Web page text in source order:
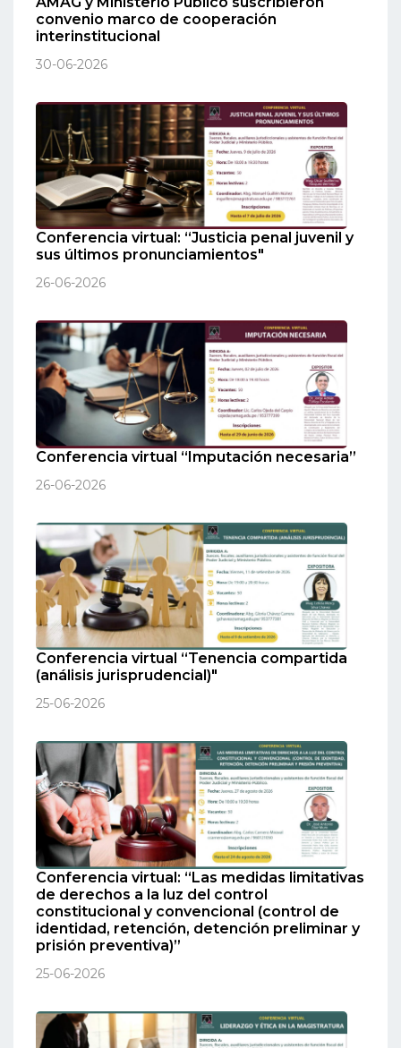
convenio marco de cooperación
interinstitucional
30-06-2026
Conferencia virtual: “Justicia penal juvenil y
sus últimos pronunciamientos"
26-06-2026
Conferencia virtual “Imputación necesaria”
26-06-2026
Conferencia virtual “Tenencia compartida
(análisis jurisprudencial)"
25-06-2026
Conferencia virtual: “Las medidas limitativas
de derechos a la luz del control
constitucional y convencional (control de
identidad, retención, detención preliminar y
prisión preventiva)”
25-06-2026